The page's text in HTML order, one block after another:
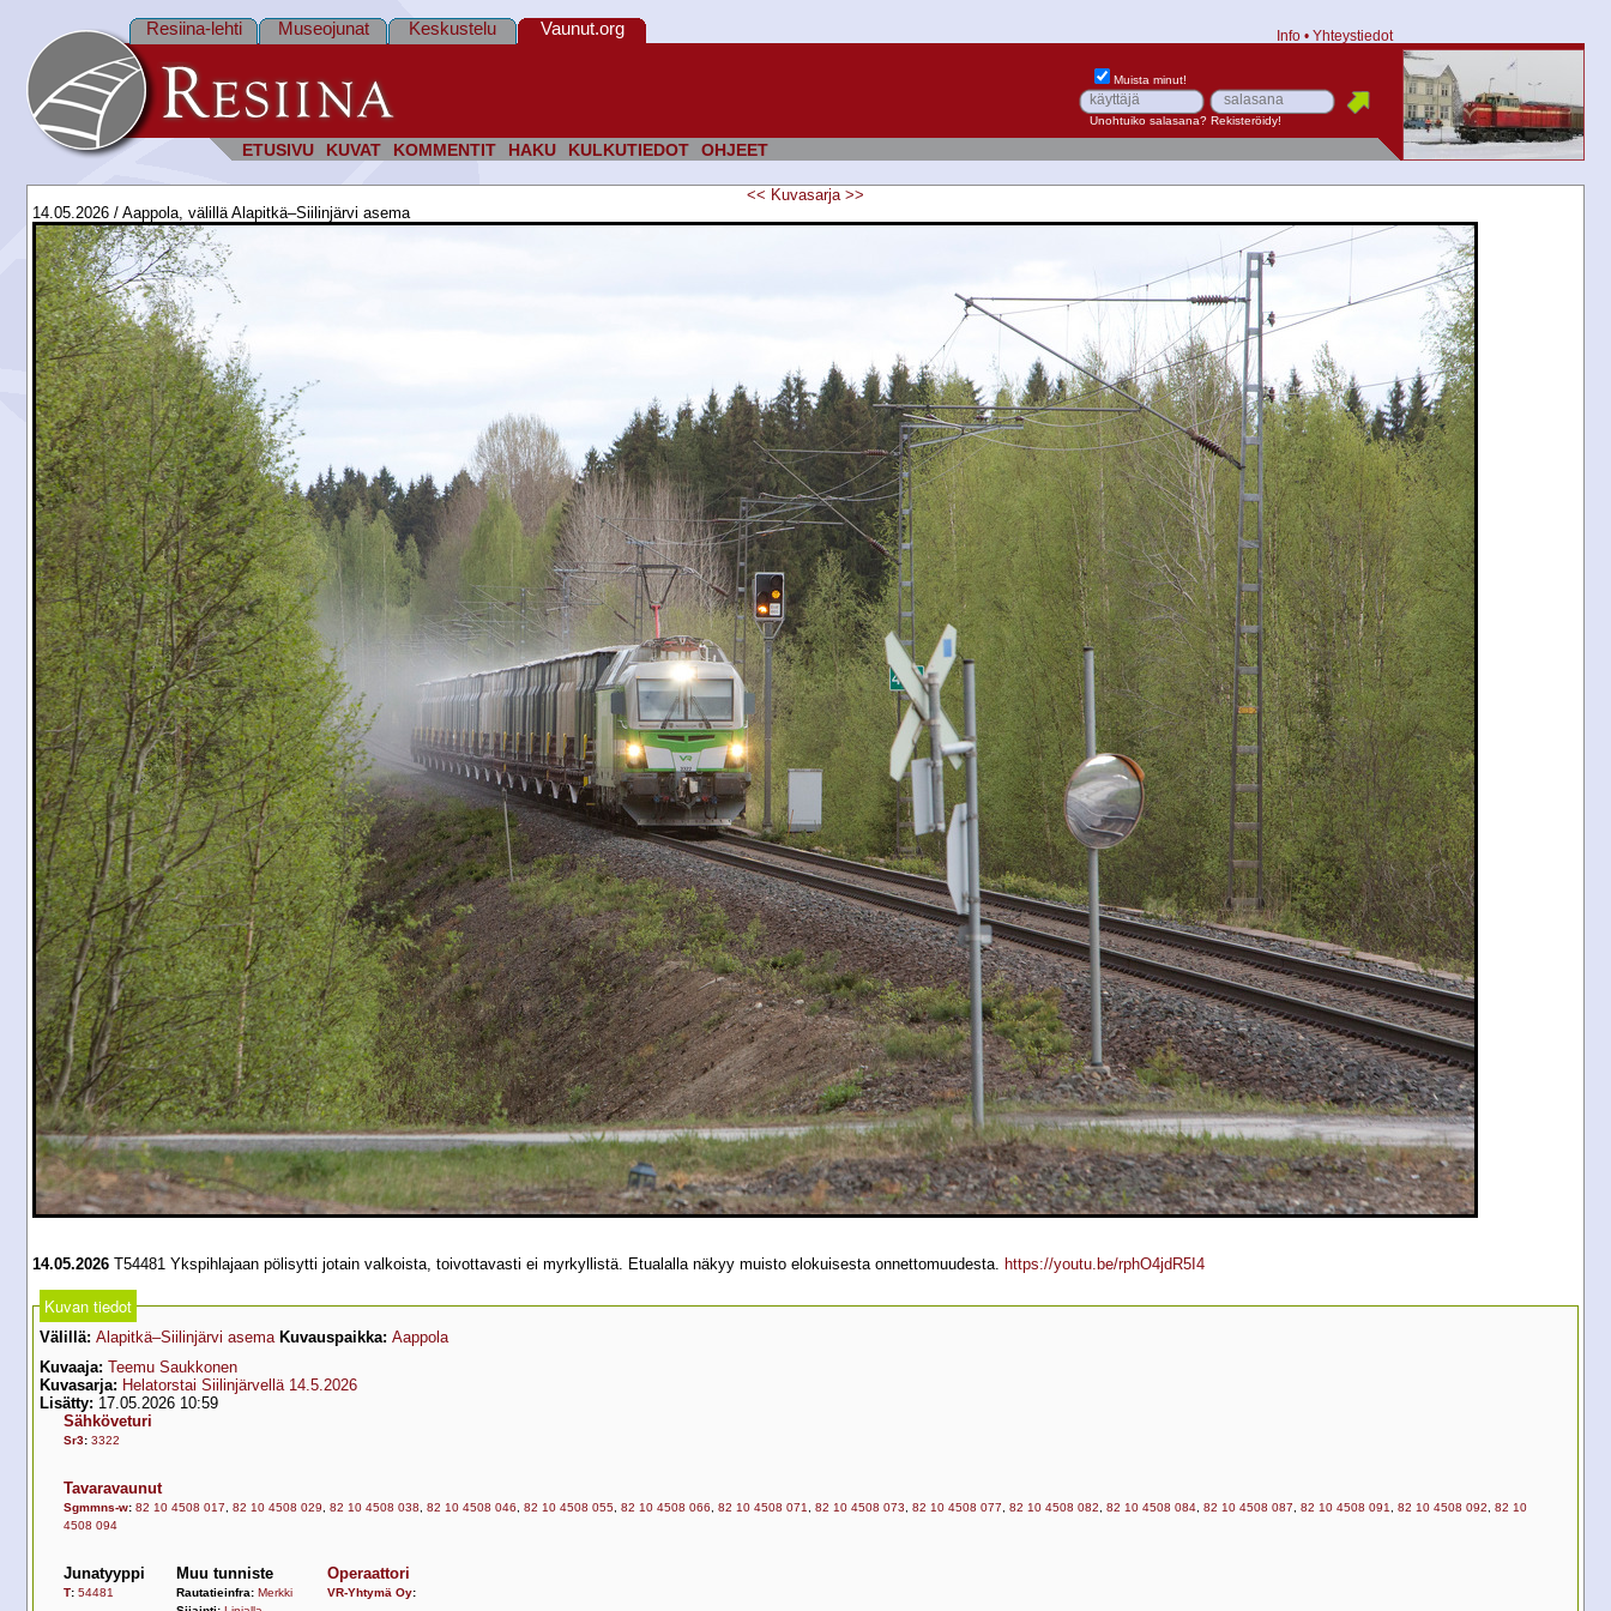
ETUSIVU KUVAT KOMMENTIT HAKU KULKUTIEDOT OHJEET
Resiina-lehti Museojunat Keskustelu Vaunut.org Info • Yhteystiedot
Muista minut!
Unohtuiko salasana? Rekisteröidy!
<< Kuvasarja >>
14.05.2026 / Aappola, välillä Alapitkä–Siilinjärvi asema
14.05.2026 T54481 Ykspihlajaan pölisytti jotain valkoista, toivottavasti ei myrkyllistä. Etualalla näkyy muisto elokuisesta onnettomuudesta. https://youtu.be/rphO4jdR5I4
Kuvan tiedot
Välillä: Alapitkä–Siilinjärvi asema Kuvauspaikka: Aappola
Kuvaaja: Teemu Saukkonen
Kuvasarja: Helatorstai Siilinjärvellä 14.5.2026
Lisätty: 17.05.2026 10:59
Sähköveturi
Sr3: 3322
Tavaravaunut
Sgmmns-w: 82 10 4508 017 82 10 4508 029 82 10 4508 038 82 10 4508 046 82 10 4508 055 82 10 4508 066 82 10 4508 071 82 10 4508 073 82 10 4508 077 82 10 4508 082 82 10 4508 084 82 10 4508 087 82 10 4508 091 82 10 4508 092
82 10
4508 094
Junatyyppi
T: 54481
Muu tunniste
Rautatieinfra: Merkki
Operaattori
VR-Yhtymä Oy: